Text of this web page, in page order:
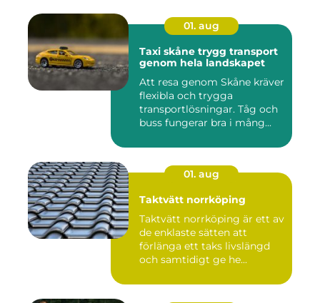
01. aug
Taxi skåne trygg transport
genom hela landskapet
Att resa genom Skåne kräver
flexibla och trygga
transportlösningar. Tåg och
buss fungerar bra i mång...
01. aug
Taktvätt norrköping
Taktvätt norrköping är ett av
de enklaste sätten att
förlänga ett taks livslängd
och samtidigt ge he...